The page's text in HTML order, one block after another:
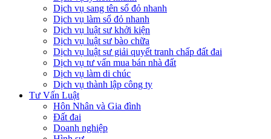
Dịch vụ sang tên sổ đỏ nhanh
Dịch vụ làm sổ đỏ nhanh
Dịch vụ luật sư khởi kiện
Dịch vụ luật sư bào chữa
Dịch vụ luật sư giải quyết tranh chấp đất đai
Dịch vụ tư vấn mua bán nhà đất
Dịch vụ làm di chúc
Dịch vụ thành lập công ty
Tư Vấn Luật
Hôn Nhân và Gia đình
Đất đai
Doanh nghiệp